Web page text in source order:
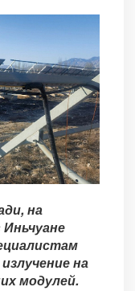
на
на
модулей.